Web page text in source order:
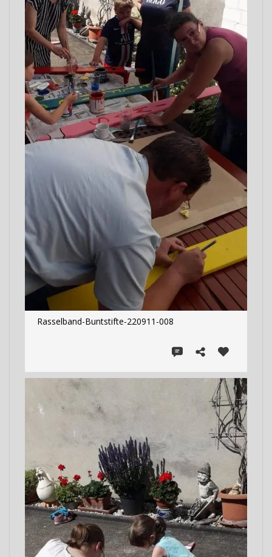
Rasselband-Buntstifte-220911-008